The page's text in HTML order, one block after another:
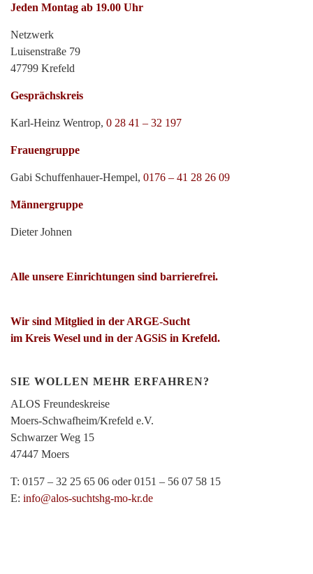
Jeden Montag ab 19.00 Uhr
Netzwerk
Luisenstraße 79
47799 Krefeld
Gesprächskreis
Karl-Heinz Wentrop, 0 28 41 – 32 197
Frauengruppe
Gabi Schuffenhauer-Hempel, 0176 – 41 28 26 09
Männergruppe
Dieter Johnen
Alle unsere Einrichtungen sind barrierefrei.
Wir sind Mitglied in der ARGE-Sucht
im Kreis Wesel und in der AGSiS in Krefeld.
SIE WOLLEN MEHR ERFAHREN?
ALOS Freundeskreise
Moers-Schwafheim/Krefeld e.V.
Schwarzer Weg 15
47447 Moers
T: 0157 – 32 25 65 06 oder 0151 – 56 07 58 15
E: info@alos-suchtshg-mo-kr.de